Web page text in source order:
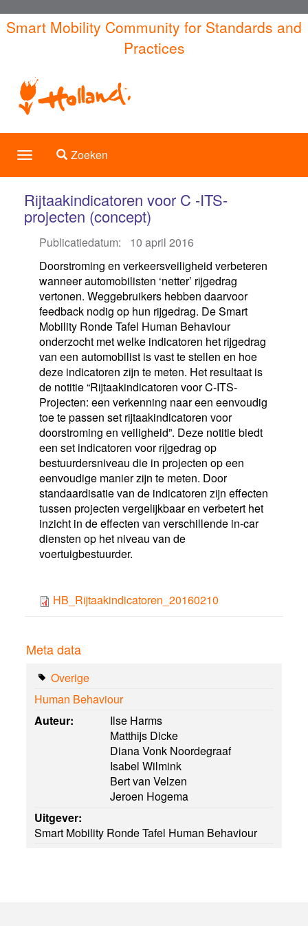
Overslaan
en
inhoud
gaan
Smart Mobility Community for Standards and
Practices
ToggleToggle search
Zoeken
Rijtaakindicatoren voor C -ITS-
projecten (concept)
Publicatiedatum:
10 april 2016
Doorstroming en verkeersveiligheid verbeteren
wanneer automobilisten ‘netter’ rijgedrag
vertonen. Weggebruikers hebben daarvoor
feedback nodig op hun rijgedrag. De Smart
Mobility Ronde Tafel Human Behaviour
onderzocht met welke indicatoren het rijgedrag
van een automobilist is vast te stellen en hoe
deze indicatoren zijn te meten. Het resultaat is
de notitie “Rijtaakindicatoren voor C-ITS-
Projecten: een verkenning naar een eenvoudig
toe te passen set rijtaakindicatoren voor
doorstroming en veiligheid”. Deze notitie biedt
een set indicatoren voor rijgedrag op
bestuurdersniveau die in projecten op een
eenvoudige manier zijn te meten. Door
standaardisatie van de indicatoren zijn effecten
tussen projecten vergelijkbaar en verbetert het
inzicht in de effecten van verschillende in-car
diensten op het niveau van de
voertuigbestuurder.
HB_Rijtaakindicatoren_20160210
Meta data
Overige
Human Behaviour
Auteur:
Ilse Harms
Matthijs Dicke
Diana Vonk Noordegraaf
Isabel Wilmink
Bert van Velzen
Jeroen Hogema
Uitgever:
Smart Mobility Ronde Tafel Human Behaviour